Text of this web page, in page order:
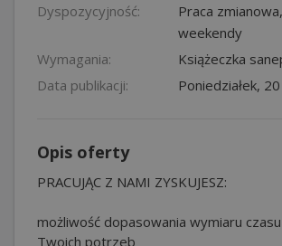
Dyspozycyjność:
Praca
weekendy
Wymagania:
Książeczka
Data publikacji:
Poniedziałek,
Opis oferty
PRACUJĄC Z NAMI ZYSKUJESZ:
możliwość dopasowania wymiaru
Twoich potrzeb